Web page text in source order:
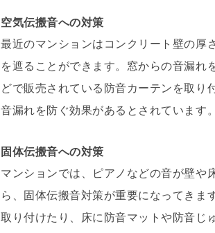
空気伝搬音への対策
最近のマンションはコンクリート壁の厚
を遮ることができます。窓からの音漏れ
どで販売されている防音カーテンを取り
音漏れを防ぐ効果があるとされています。
固体伝搬音への対策
マンションでは、ピアノなどの音が壁や
ら、固体伝搬音対策が重要になってきま
取り付けたり、床に防音マットや防音じ